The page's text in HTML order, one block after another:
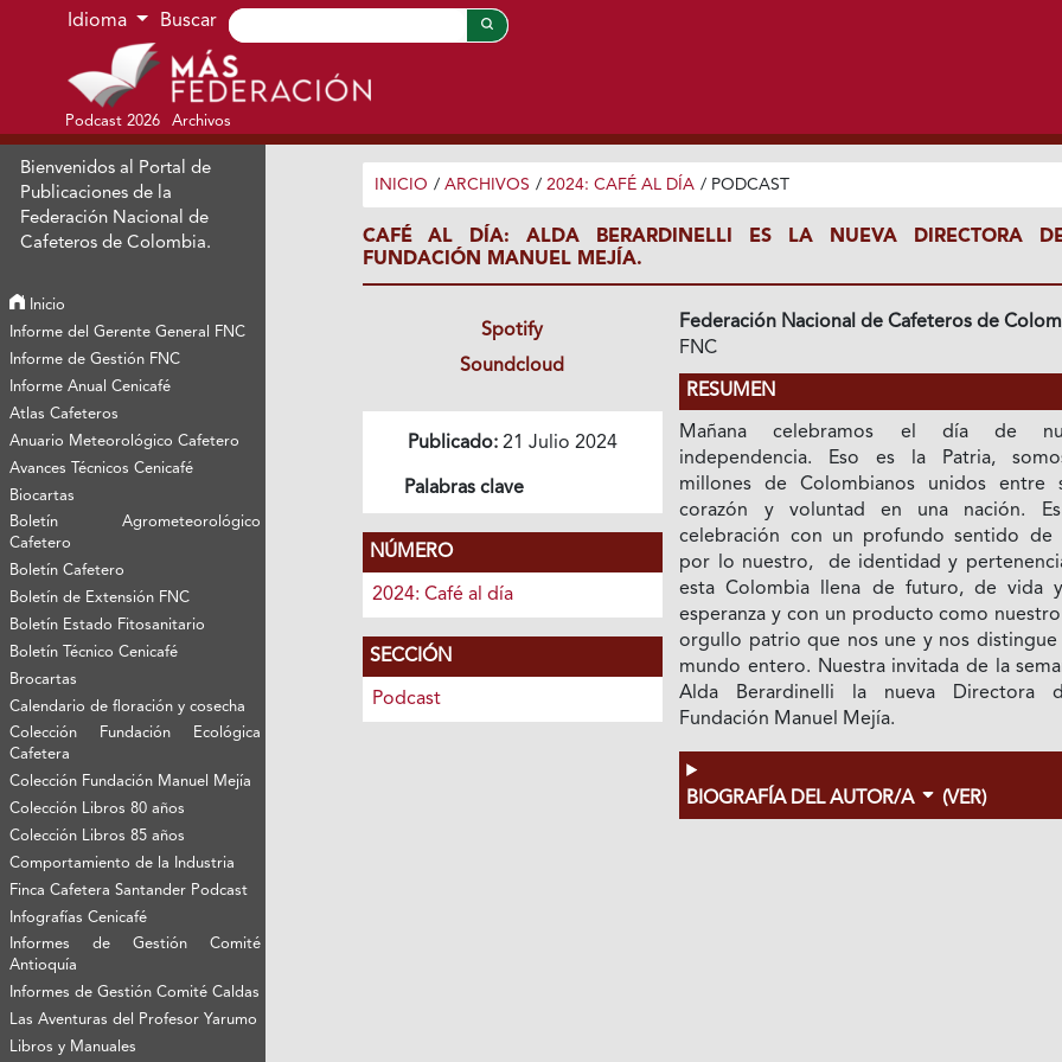
Ir al menú de navegación principal
Ir al contenido principal
Ir al pie de página del sitio
Idioma Buscar
Podcast 2026 Archivos
Bienvenidos al Portal de
Publicaciones de la
Federación Nacional de
Cafeteros de Colombia.
Inicio
Informe del Gerente General FNC
Informe de Gestión FNC
Informe Anual Cenicafé
Atlas Cafeteros
Anuario Meteorológico Cafetero
Avances Técnicos Cenicafé
Biocartas
Boletín Agrometeorológico
Cafetero
Boletín Cafetero
Boletín de Extensión FNC
Boletín Estado Fitosanitario
Boletín Técnico Cenicafé
Brocartas
Calendario de floración y cosecha
Colección Fundación Ecológica
Cafetera
Colección Fundación Manuel Mejía
Colección Libros 80 años
Colección Libros 85 años
Comportamiento de la Industria
Finca Cafetera Santander Podcast
Infografías Cenicafé
Informes de Gestión Comité
Antioquía
Informes de Gestión Comité Caldas
Las Aventuras del Profesor Yarumo
Libros y Manuales
INICIO / ARCHIVOS / 2024: CAFÉ AL DÍA / PODCAST
CAFÉ AL DÍA: ALDA BERARDINELLI ES LA NUEVA DIRECTORA
FUNDACIÓN MANUEL MEJÍA.
Spotify
Soundcloud
Publicado:21 Julio 2024
Palabras clave
NÚMERO
2024: Café al día
SECCIÓN
Podcast
Federación Nacional de Cafeteros de
FNC
RESUMEN
Mañana celebramos el día de
independencia. Eso es la Patria,
millones de Colombianos unidos entre
corazón y voluntad en una nación.
celebración con un profundo sentido de
por lo nuestro, de identidad y
esta Colombia llena de futuro, de vida
esperanza y con un producto como
orgullo patrio que nos une y nos distingue
mundo entero. Nuestra invitada de la
Alda Berardinelli la nueva Directora
Fundación Manuel Mejía.
BIOGRAFÍA DEL AUTOR/A (VER)